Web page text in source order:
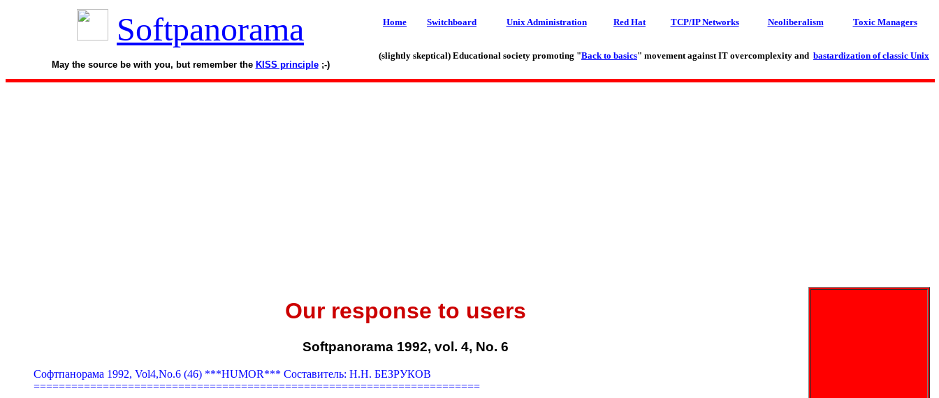
Softpanorama
May the source be with you, but remember the KISS principle;-)
Home Switchboard Unix Administration Red Hat TCP/IP Networks Neoliberalism Toxic Managers
(slightly skeptical) Educational society promoting "Back to basics" movement against IT overcomplexity and bastardization of classic Unix
Our response to users
Softpanorama 1992, vol. 4, No. 6
Софтпанорама 1992, Vol4,No.6 (46) ***HUMOR*** Составитель: Н.Н. БЕЗРУКОВ
=======================================================================